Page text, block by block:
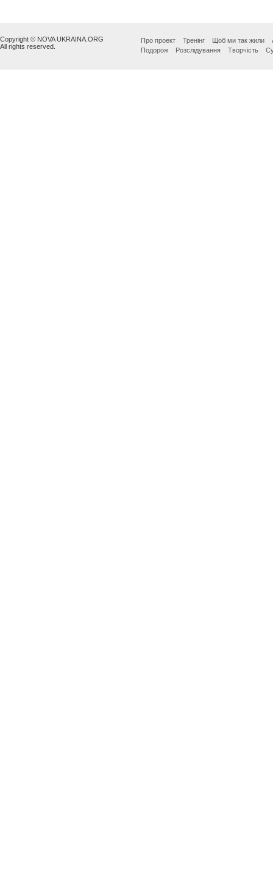
Copyright © NOVA UKRAINA.ORG
All rights reserved.
Про проект Тренінг Щоб ми так жили
Подорож
Розслідування Творчість